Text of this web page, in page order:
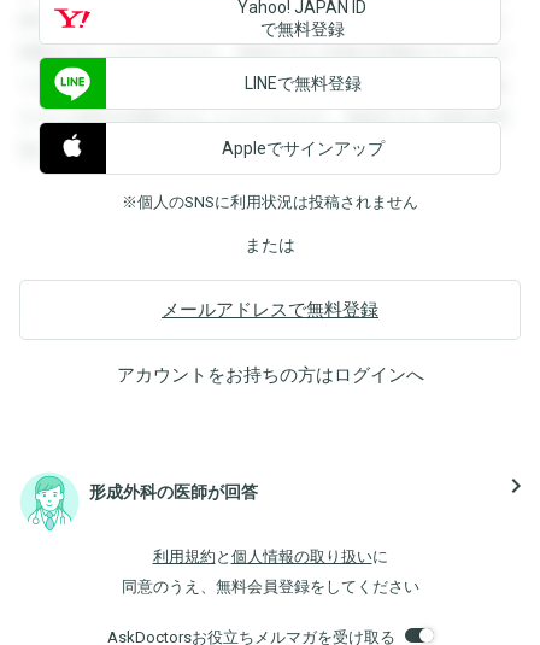
録すると回答を閲覧することができます。登録すると回答を
閲覧することができます。登録すると回答を閲覧することが
できます。登録すると回答を閲覧することができます。登録
すると回答を閲覧することができます。登録すると回答を閲
覧することができます。
Yahoo! JAPAN ID
で無料登録
LINEで無料登録
Appleでサインアップ
※個人のSNSに利用状況は投稿されません
または
メールアドレスで無料登録
アカウントをお持ちの方はログインへ
形成外科の医師が回答 navigate_next
利用規約 と 個人情報の取り扱いに
同意のうえ、無料会員登録をしてください
AskDoctorsお役立ちメルマガを受け取る